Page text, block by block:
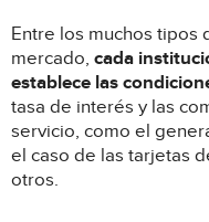
Entre los muchos tipos
mercado, cada
establece las
tasa de interés y las
servicio, como el
el caso de las tarjetas
otros.